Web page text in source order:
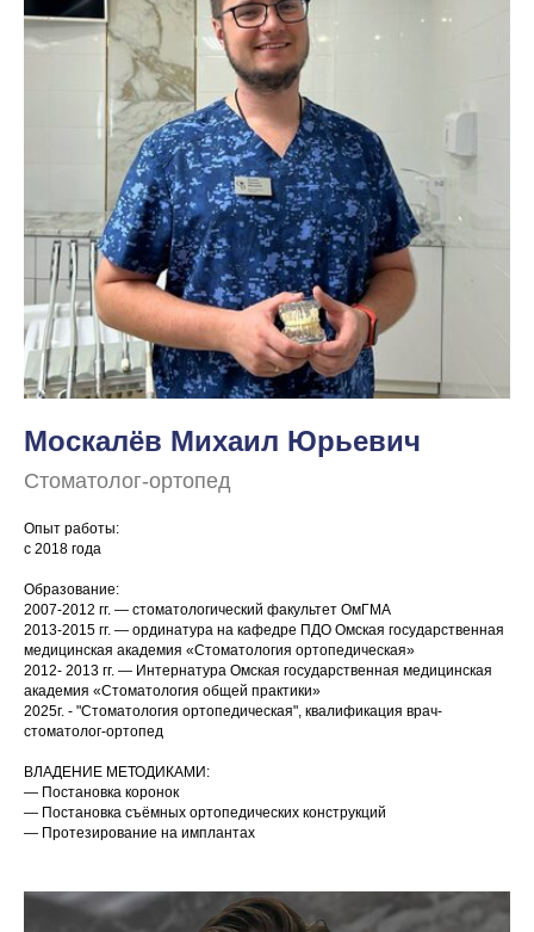
Москалёв Михаил Юрьевич
Стоматолог-ортопед
Опыт работы:
с 2018 года
Образование:
2007-2012 гг. — стоматологический факультет ОмГМА
2013-2015 гг. — ординатура на кафедре ПДО Омская государственная
медицинская академия «Стоматология ортопедическая»
2012- 2013 гг. — Интернатура Омская государственная медицинская
академия «Стоматология общей практики»
2025г. - "Стоматология ортопедическая", квалификация врач-
стоматолог-ортопед
ВЛАДЕНИЕ МЕТОДИКАМИ:
— Постановка коронок
— Постановка съёмных ортопедических конструкций
— Протезирование на имплантах